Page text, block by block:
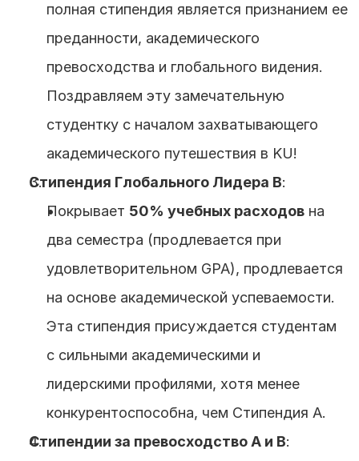
полная стипендия является признанием ее
преданности, академического
превосходства и глобального видения.
Поздравляем эту замечательную
студентку с началом захватывающего
академического путешествия в KU!
Стипендия Глобального Лидера B:
Покрывает 50% учебных расходов на
два семестра (продлевается при
удовлетворительном GPA), продлевается
на основе академической успеваемости.
Эта стипендия присуждается студентам
с сильными академическими и
лидерскими профилями, хотя менее
конкурентоспособна, чем Стипендия A.
Стипендии за превосходство A и B: